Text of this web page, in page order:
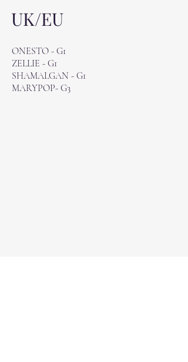
UK/EU
ONESTO - G1
ZELLIE - G1
SHAMALGAN - G1
MARYPOP- G3